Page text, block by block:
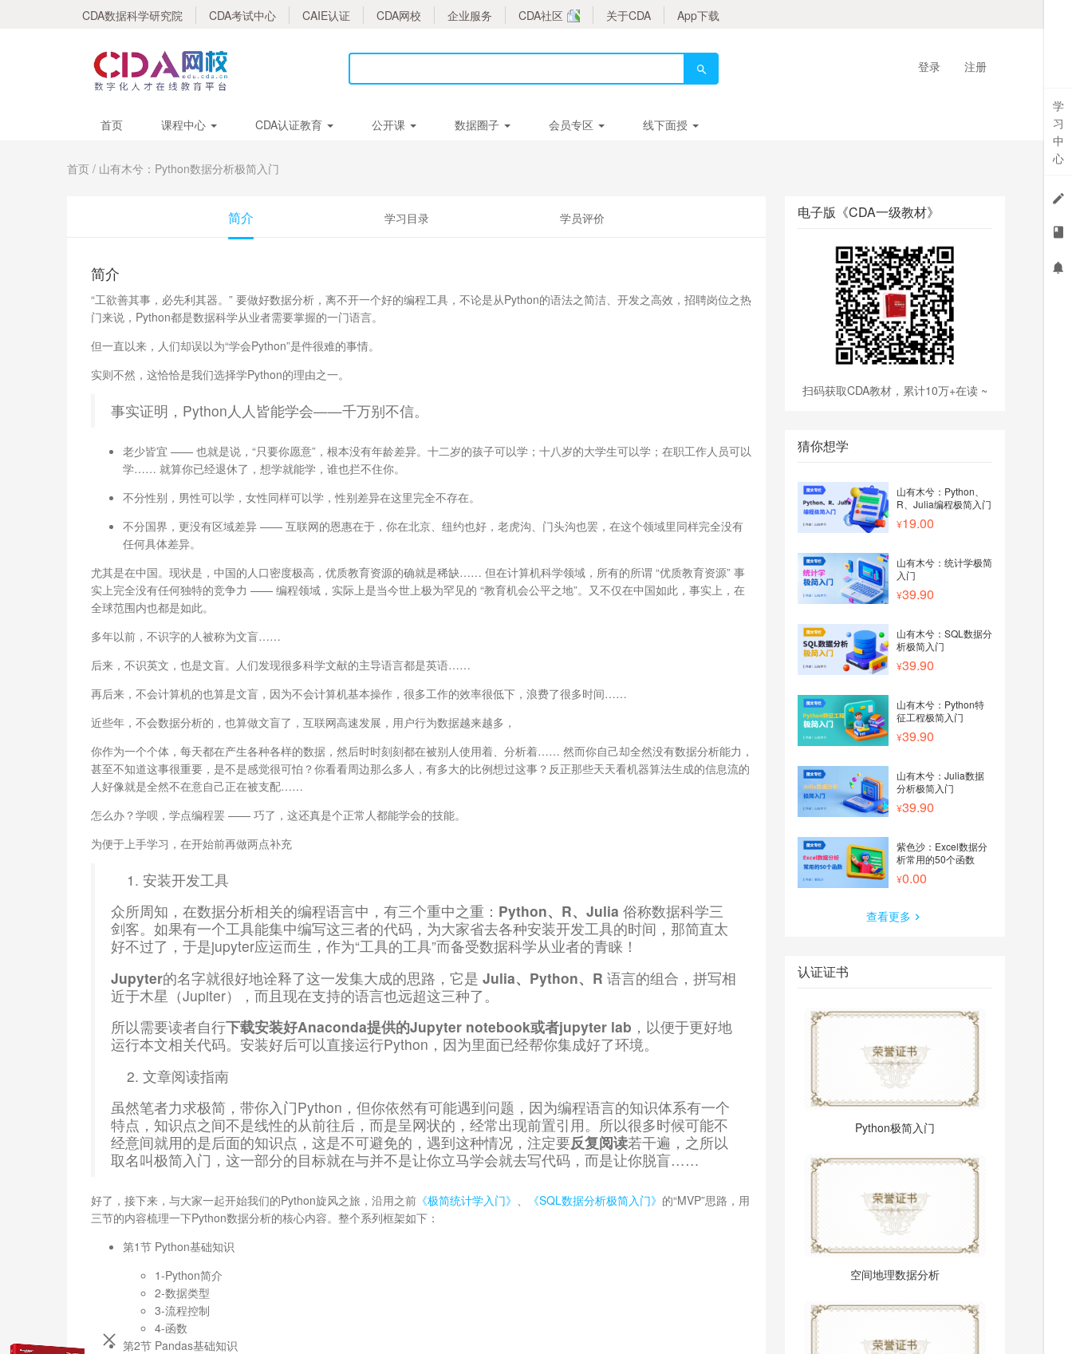
CDA数据科学研究院 CDA考试中心 CAIE认证 CDA网校 企业服务 CDA社区 关于CDA App下载
登录 注册
首页 课程中心 CDA认证教育 公开课 数据圈子 会员专区 线下面授
首页 / 山有木兮：Python数据分析极简入门
简介 学习目录 学员评价
简介
“工欲善其事，必先利其器。” 要做好数据分析，离不开一个好的编程工具，不论是从Python的语法之简洁、开发之高效，招聘岗位之热
门来说，Python都是数据科学从业者需要掌握的一门语言。
但一直以来，人们却误以为“学会Python”是件很难的事情。
实则不然，这恰恰是我们选择学Python的理由之一。
事实证明，Python人人皆能学会——千万别不信。
老少皆宜 —— 也就是说，“只要你愿意”，根本没有年龄差异。十二岁的孩子可以学；十八岁的大学生可以学；在职工作人员可以
学…… 就算你已经退休了，想学就能学，谁也拦不住你。
不分性别，男性可以学，女性同样可以学，性别差异在这里完全不存在。
不分国界，更没有区域差异 —— 互联网的恩惠在于，你在北京、纽约也好，老虎沟、门头沟也罢，在这个领域里同样完全没有
任何具体差异。
尤其是在中国。现状是，中国的人口密度极高，优质教育资源的确就是稀缺…… 但在计算机科学领域，所有的所谓 “优质教育资源” 事
实上完全没有任何独特的竞争力 —— 编程领域，实际上是当今世上极为罕见的 “教育机会公平之地”。又不仅在中国如此，事实上，在
全球范围内也都是如此。
多年以前，不识字的人被称为文盲……
后来，不识英文，也是文盲。人们发现很多科学文献的主导语言都是英语……
再后来，不会计算机的也算是文盲，因为不会计算机基本操作，很多工作的效率很低下，浪费了很多时间……
近些年，不会数据分析的，也算做文盲了，互联网高速发展，用户行为数据越来越多，
你作为一个个体，每天都在产生各种各样的数据，然后时时刻刻都在被别人使用着、分析着…… 然而你自己却全然没有数据分析能力，
甚至不知道这事很重要，是不是感觉很可怕？你看看周边那么多人，有多大的比例想过这事？反正那些天天看机器算法生成的信息流的
人好像就是全然不在意自己正在被支配……
怎么办？学呗，学点编程罢 —— 巧了，这还真是个正常人都能学会的技能。
为便于上手学习，在开始前再做两点补充
安装开发工具
众所周知，在数据分析相关的编程语言中，有三个重中之重： Python、R、Julia 俗称数据科学三
剑客。如果有一个工具能集中编写这三者的代码，为大家省去各种安装开发工具的时间，那简直太
好不过了，于是jupyter应运而生，作为“工具的工具”而备受数据科学从业者的青睐！
Jupyter的名字就很好地诠释了这一发集大成的思路，它是 Julia、Python、R 语言的组合，拼写相
近于木星（Jupiter），而且现在支持的语言也远超这三种了。
所以需要读者自行下载安装好Anaconda提供的Jupyter notebook或者jupyter lab ，以便于更好地
运行本文相关代码。安装好后可以直接运行Python，因为里面已经帮你集成好了环境。
文章阅读指南
虽然笔者力求极简，带你入门Python，但你依然有可能遇到问题，因为编程语言的知识体系有一个
特点，知识点之间不是线性的从前往后，而是呈网状的，经常出现前置引用。所以很多时候可能不
经意间就用的是后面的知识点，这是不可避免的，遇到这种情况，注定要反复阅读若干遍，之所以
取名叫极简入门，这一部分的目标就在与并不是让你立马学会就去写代码，而是让你脱盲……
好了，接下来，与大家一起开始我们的Python旋风之旅，沿用之前 《极简统计学入门》 《SQL数据分析极简入门》 的“MVP”思路，用
三节的内容梳理一下Python数据分析的核心内容。整个系列框架如下：
第1节 Python基础知识
1-Python简介
2-数据类型
3-流程控制
4-函数
第2节 Pandas基础知识
电子版《CDA一级教材》
扫码获取CDA教材，累计10万+在读 ~
猜你想学
山有木兮：Python、
R、Julia编程极简入门
19.00
山有木兮：统计学极简
入门
39.90
山有木兮：SQL数据分
析极简入门
39.90
山有木兮：Python特
征工程极简入门
39.90
山有木兮：Julia数据
分析极简入门
39.90
紫色沙：Excel数据分
析常用的50个函数
0.00
查看更多
认证证书
Python极简入门
空间地理数据分析
学
习
中
心